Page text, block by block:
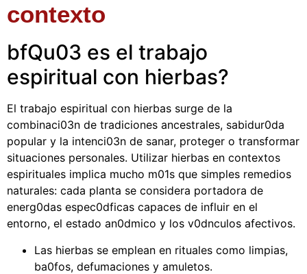
contexto
bfQu03 es el trabajo
espiritual con hierbas?
El trabajo espiritual con hierbas surge de la
combinaci03n de tradiciones ancestrales, sabidur0da
popular y la intenci03n de sanar, proteger o transformar
situaciones personales. Utilizar hierbas en contextos
espirituales implica mucho m01s que simples remedios
naturales: cada planta se considera portadora de
energ0das espec0dficas capaces de influir en el
entorno, el estado an0dmico y los v0dnculos afectivos.
Las hierbas se emplean en rituales como limpias,
ba0fos, defumaciones y amuletos.